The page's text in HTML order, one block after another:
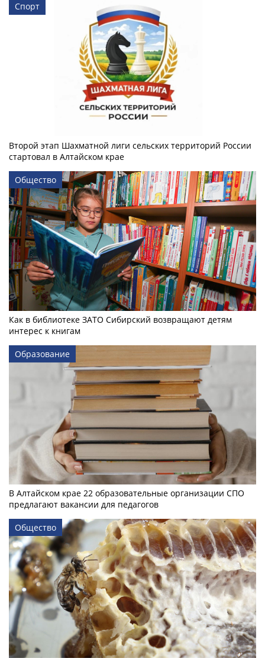
Спорт
Второй этап Шахматной лиги сельских территорий России
стартовал в Алтайском крае
Общество
Как в библиотеке ЗАТО Сибирский возвращают детям
интерес к книгам
Образование
В Алтайском крае 22 образовательные организации СПО
предлагают вакансии для педагогов
Общество